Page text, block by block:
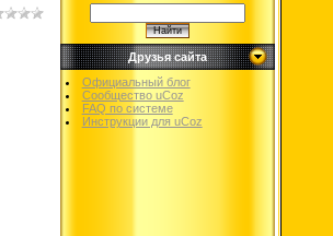
Друзья сайта
Официальный блог
Сообщество uCoz
FAQ по системе
Инструкции для uCoz